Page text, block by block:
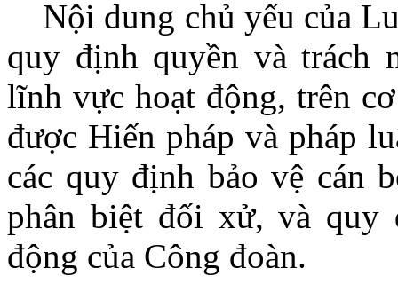
Nội dung chủ yếu của
quy định quyền và trách
lĩnh vực hoạt động, trên
được Hiến pháp và pháp
các quy định bảo vệ cán
phân biệt đối xử, và quy
động của Công đoàn.